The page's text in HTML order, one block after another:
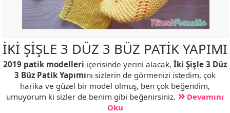
İKİ ŞİŞLE 3 DÜZ 3 BÜZ PATİK YAPIMI
2019 patik modelleri içerisinde yerini alacak, İki Şişle 3 Düz
3 Büz Patik Yapımını sizlerin de görmenizi istedim, çok
harika ve güzel bir model olmuş, ben çok beğendim,
umuyorum ki sizler de benim gibi beğenirsiniz.
Devamını
Oku